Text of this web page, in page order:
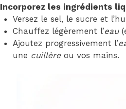
Incorporez les ingrédients
Versez le sel, le sucre et
Chauffez légèrement l’eau
Ajoutez progressivement l’
une cuillèreou vos mains.